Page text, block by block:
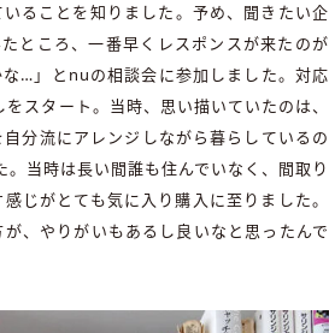
ることを知りました。予め、聞きたい企
ところ、一番早くレスポンスが来たのが
…」とnuの相談会に参加しました。対応
スタート。当時、思い描いていたのは、
分流にアレンジしながら暮らしているの
当時は長い間誰も住んでいなく、間取り
じがとても気に入り購入に至りました。
、やりがいもあるし良いなと思ったんで